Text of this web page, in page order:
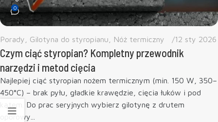
0
Porady Gilotyna do styropianu Nóż termiczny 12 sty 2026
Czym ciąć styropian? Kompletny przewodnik
narzędzi i metod cięcia
Najlepiej ciąć styropian nożem termicznym (min. 150 W, 350–
450°C) – brak pyłu, gładkie krawędzie, cięcia łuków i pod
kątem. Do prac seryjnych wybierz gilotynę z drutem
oporowy...